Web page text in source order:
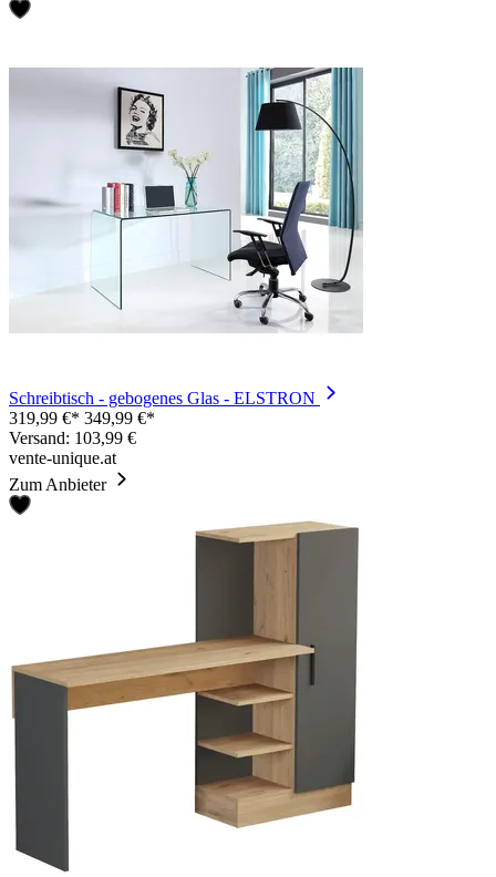
Schreibtisch - gebogenes Glas - ELSTRON
319,99 €* 349,99 €*
Versand: 103,99 €
vente-unique.at
Zum Anbieter